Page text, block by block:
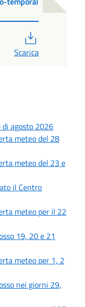
Scarica
agosto 2026
meteo del 28
meteo del 23 e
il Centro
meteo per il 22
19, 20 e 21
meteo per 1, 2
nei giorni 29,